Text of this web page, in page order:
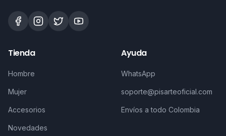
Tienda
Hombre
Mujer
Accesorios
Novedades
Ayuda
WhatsApp
soporte@pisarteoficial.com
Envíos a todo Colombia